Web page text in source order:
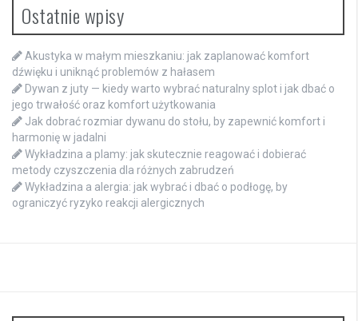
Ostatnie wpisy
Akustyka w małym mieszkaniu: jak zaplanować komfort
dźwięku i uniknąć problemów z hałasem
Dywan z juty — kiedy warto wybrać naturalny splot i jak dbać o
jego trwałość oraz komfort użytkowania
Jak dobrać rozmiar dywanu do stołu, by zapewnić komfort i
harmonię w jadalni
Wykładzina a plamy: jak skutecznie reagować i dobierać
metody czyszczenia dla różnych zabrudzeń
Wykładzina a alergia: jak wybrać i dbać o podłogę, by
ograniczyć ryzyko reakcji alergicznych